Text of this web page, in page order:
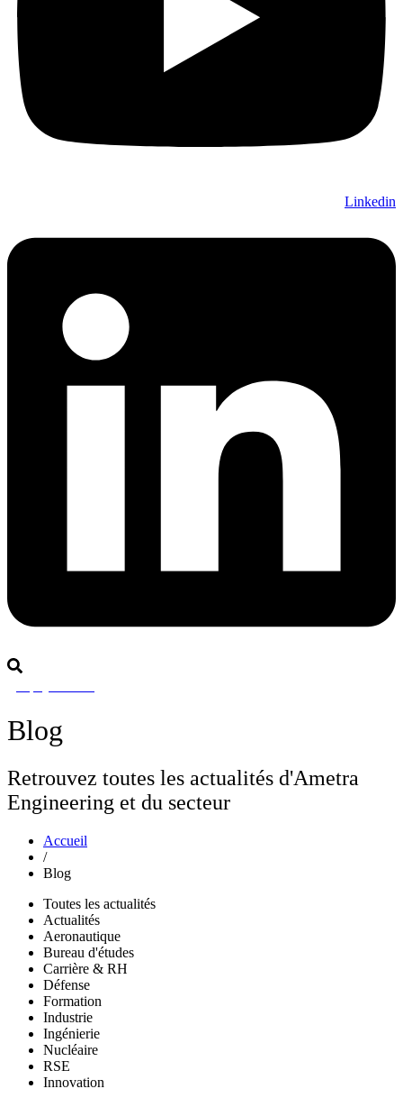
Linkedin
Blog
Retrouvez toutes les actualités d'Ametra
Engineering et du secteur
Accueil
/
Blog
Toutes les actualités
Actualités
Aeronautique
Bureau d'études
Carrière & RH
Défense
Formation
Industrie
Ingénierie
Nucléaire
RSE
Innovation